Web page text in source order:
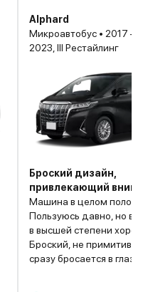
Alphard
Микроавтобус • 2017 –
2023, III Рестайлинг
Броский дизайн,
привлекающий
Машина в целом
Пользуюсь давно, но
в высшей степени
Броский, не
сразу бросается в